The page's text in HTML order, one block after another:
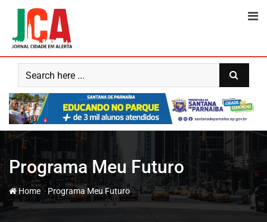
content
Programa Meu Futuro
Home- Programa Meu Futuro